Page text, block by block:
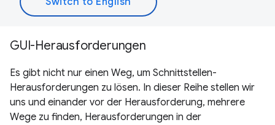
GUI-Herausforderungen
Es gibt nicht nur einen Weg, um Schnittstellen-
Herausforderungen zu lösen. In dieser Reihe stellen wir
uns und einander vor der Herausforderung, mehrere
Wege zu finden, Herausforderungen in der